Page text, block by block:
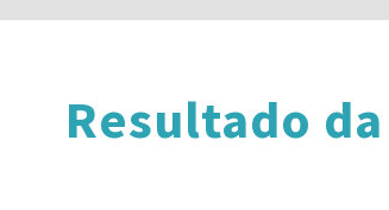
Resultado